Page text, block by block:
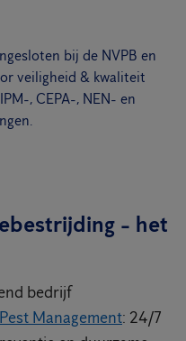
bij de NVPB en
veiligheid & kwaliteit
, CEPA-, NEN- en
- het
bedrijf
Management: 24/7